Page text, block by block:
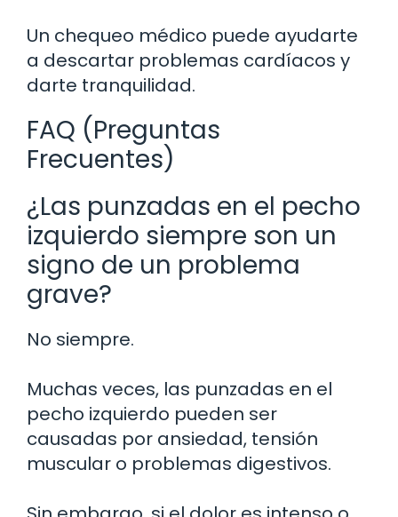
Un chequeo médico puede ayudarte
a descartar problemas cardíacos y
darte tranquilidad.
FAQ (Preguntas
Frecuentes)
¿Las punzadas en el pecho
izquierdo siempre son un
signo de un problema
grave?
No siempre.
Muchas veces, las punzadas en el
pecho izquierdo pueden ser
causadas por ansiedad, tensión
muscular o problemas digestivos.